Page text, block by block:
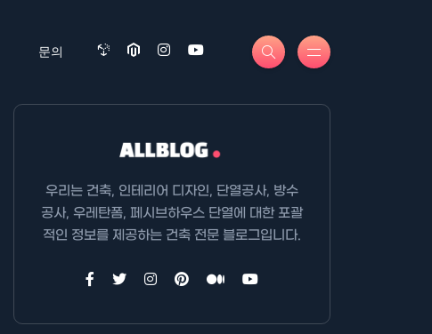
문의
우리는 건축, 인테리어 디자인, 단열공사, 방수
공사, 우레탄폼, 페시브하우스 단열에 대한 포괄
적인 정보를 제공하는 건축 전문 블로그입니다.